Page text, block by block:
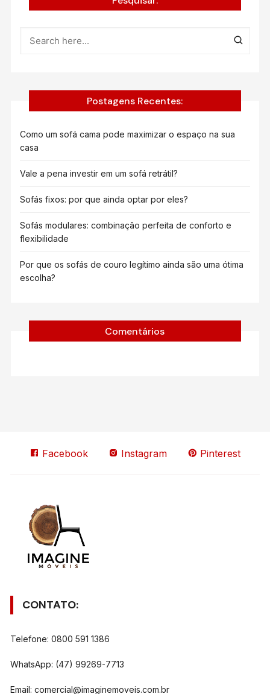
Postagens Recentes:
Como um sofá cama pode maximizar o espaço na sua
casa
Vale a pena investir em um sofá retrátil?
Sofás fixos: por que ainda optar por eles?
Sofás modulares: combinação perfeita de conforto e
flexibilidade
Por que os sofás de couro legítimo ainda são uma ótima
escolha?
Comentários
Facebook Instagram Pinterest
CONTATO:
Telefone: 0800 591 1386
WhatsApp: (47) 99269-7713
Email:comercial@imaginemoveis.com.br